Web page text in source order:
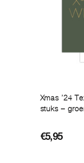
Xmas ’24
stuks –
€5,95